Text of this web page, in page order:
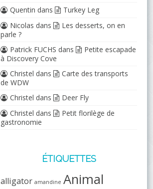
Quentin dans
Turkey Leg
Nicolas dans
Les desserts, on en
parle ?
Patrick FUCHS dans
Petite escapade
à Discovery Cove
Christel dans
Carte des transports
de WDW
Christel dans
Deer Fly
Christel dans
Petit florilège de
gastronomie
ÉTIQUETTES
alligator amandine Animal